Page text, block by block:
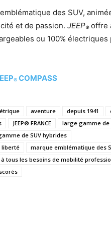
des SUV,
et de passion. JEEP®offre
ou 100%
® COMPASS
aventure depuis 1941
JEEP® FRANCE
large gamme de
de SUV hybrides
liberté marque emblématique des
tous les besoins de mobilité